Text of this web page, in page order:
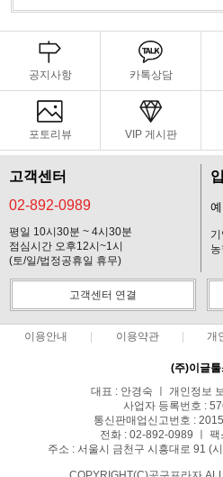
공지사항 카톡상담
포토리뷰 VIP 게시판
고객센터
02-892-0989
평일 10시30분 ~ 4시30분
점심시간 오후12시~1시
(토/일/법정공휴일 휴무)
고객센터 연결
이용안내 이용약관 개
(주)이글
대표 : 안경숙 ㅣ 개인정보
사업자 등록번호 :
통신판매업신고번호 :
전화 : 02-892-0989 ㅣ
주소 : 서울시 금천구 시흥대로 91 (